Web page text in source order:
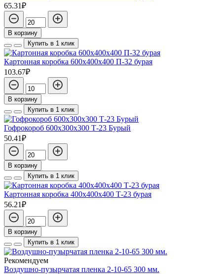
65.31₽
В корзину
Купить в 1 клик
Картонная коробка 600х400х400 П-32 бурая
103.67₽
В корзину
Купить в 1 клик
Гофрокороб 600х300х300 Т-23 Бурый
50.41₽
В корзину
Купить в 1 клик
Картонная коробка 400х400х400 Т-23 бурая
56.21₽
В корзину
Купить в 1 клик
Рекомендуем
Воздушно-пузырчатая пленка 2-10-65 300 мм.